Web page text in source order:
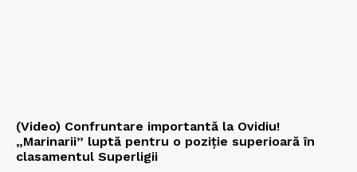
(Video) Confruntare importantă la Ovidiu!
„Marinarii” luptă pentru o poziție superioară în
clasamentul Superligii